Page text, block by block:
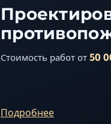
Стоимость работ от 50
Подробнее